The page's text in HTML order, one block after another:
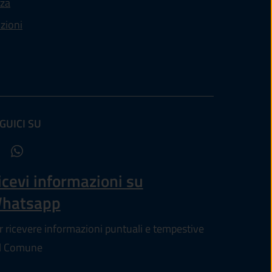
in un'altra scheda).
SU
informazioni su
ricevere informazioni puntuali e tempestive
Comune